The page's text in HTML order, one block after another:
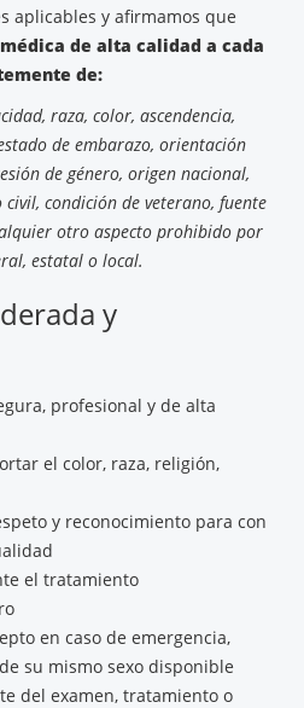
aplicables y afirmamos que
de alta calidad a cada
de:
raza, color, ascendencia,
de embarazo, orientación
de género, origen nacional,
condición de veterano, fuente
otro aspecto prohibido por
estatal o local.
y
profesional y de alta
el color, raza, religión,
y reconocimiento para con
el tratamiento
en caso de emergencia,
su mismo sexo disponible
del examen, tratamiento o